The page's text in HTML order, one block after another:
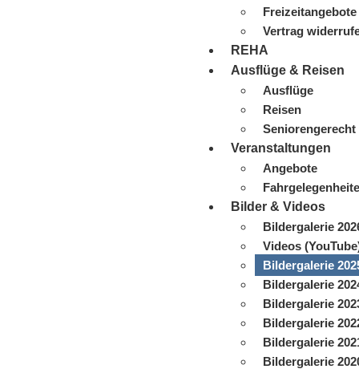
Freizeitangebote
Vertrag
REHA
Ausflüge & Reisen
Ausflüge
Reisen
Seniorengerecht
Veranstaltungen
Angebote
Bilder & Videos
Bildergalerie
Videos
Bildergalerie
Bildergalerie
Bildergalerie
Bildergalerie
Bildergalerie
Bildergalerie